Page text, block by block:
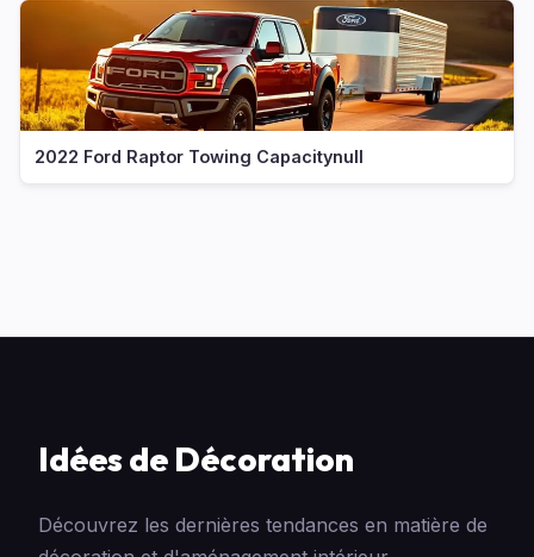
2022 Ford Raptor Towing Capacitynull
Idées de Décoration
Découvrez les dernières tendances en matière de